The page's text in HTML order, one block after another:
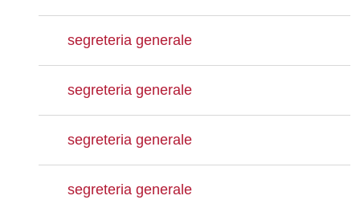
segreteria generale
segreteria generale
segreteria generale
segreteria generale